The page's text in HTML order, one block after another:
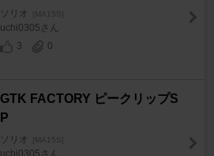
ソリオ [MA15S]
uchi0305さん
3
0
GTK FACTORY ピークリップS
P
ソリオ [MA15S]